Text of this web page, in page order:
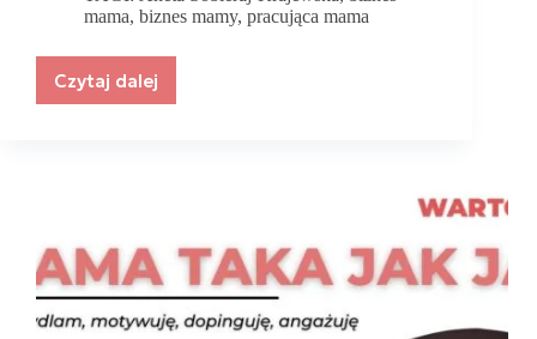
mama, biznes mamy, pracująca mama
Czytaj dalej
Kobieta,
te
trzy
role?
Da